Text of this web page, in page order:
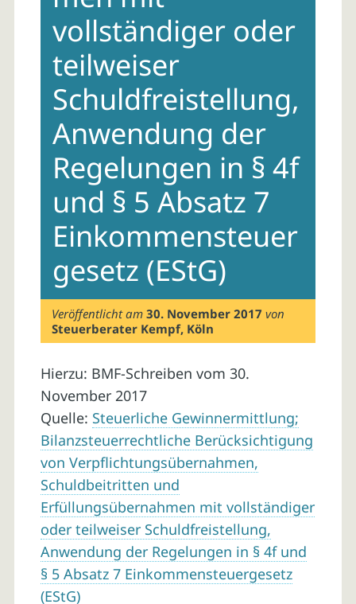
vollständiger oder
teilweiser
Schuldfreistellung,
Anwendung der
Regelungen in § 4f
und § 5 Absatz 7
Einkommensteuer
gesetz (EStG)
Veröffentlicht am30. November 2017 von
Steuerberater Kempf, Köln
Hierzu: BMF-Schreiben vom 30.
November 2017
Quelle: Steuerliche Gewinnermittlung;
Bilanzsteuerrechtliche Berücksichtigung
von Verpflichtungsübernahmen,
Schuldbeitritten und
Erfüllungsübernahmen mit vollständiger
oder teilweiser Schuldfreistellung,
Anwendung der Regelungen in § 4f und
§ 5 Absatz 7 Einkommensteuergesetz
(EStG)